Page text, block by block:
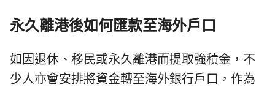
永久離港後如何匯款至海外戶口
如因退休、移民或永久離港而提取強積金，不
少人亦會安排將資金轉至海外銀行戶口，作為